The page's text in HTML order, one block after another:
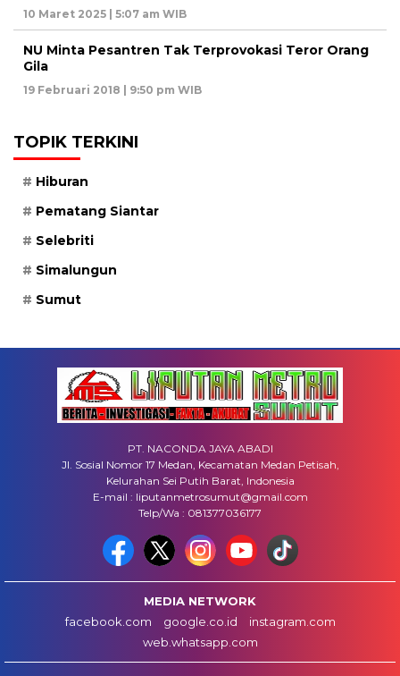
10 Maret 2025 | 5:07 am WIB
NU Minta Pesantren Tak Terprovokasi Teror Orang
Gila
19 Februari 2018 | 9:50 pm WIB
TOPIK TERKINI
Hiburan
Pematang Siantar
Selebriti
Simalungun
Sumut
PT. NACONDA JAYA ABADI
Jl. Sosial Nomor 17 Medan, Kecamatan Medan Petisah,
Kelurahan Sei Putih Barat, Indonesia
E-mail : liputanmetrosumut@gmail.com
Telp/Wa : 081377036177
MEDIA NETWORK
facebook.com
google.co.id
instagram.com
web.whatsapp.com